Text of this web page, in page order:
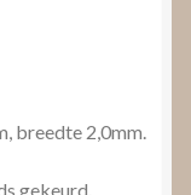
breedte 2,0mm.
gekeurd.